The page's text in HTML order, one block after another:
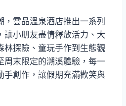
雲品溫泉酒店推出一系列
讓小朋友盡情釋放活力、大
林探險、童玩手作到生態觀
周末限定的溯溪體驗，每一
手創作，讓假期充滿歡笑與